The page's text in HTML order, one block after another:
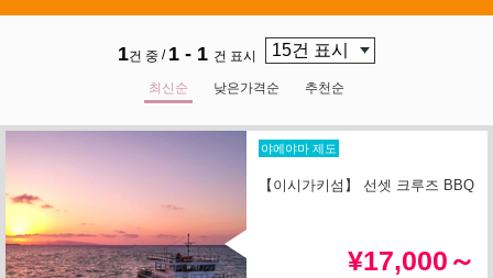
1건 중 / 1 - 1 건 표시
최신순 낮은가격순 추천순
야에야마 제도
【이시가키섬】 선셋 크루즈 BBQ
¥17,000～